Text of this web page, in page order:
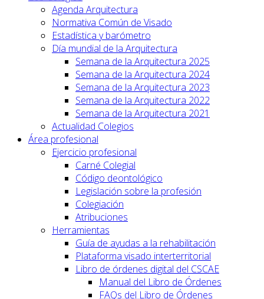
Agenda Arquitectura
Normativa Común de Visado
Estadística y barómetro
Día mundial de la Arquitectura
Semana de la Arquitectura 2025
Semana de la Arquitectura 2024
Semana de la Arquitectura 2023
Semana de la Arquitectura 2022
Semana de la Arquitectura 2021
Actualidad Colegios
Área profesional
Ejercicio profesional
Carné Colegial
Código deontológico
Legislación sobre la profesión
Colegiación
Atribuciones
Herramientas
Guía de ayudas a la rehabilitación
Plataforma visado interterritorial
Libro de órdenes digital del CSCAE
Manual del Libro de Órdenes
FAQs del Libro de Órdenes